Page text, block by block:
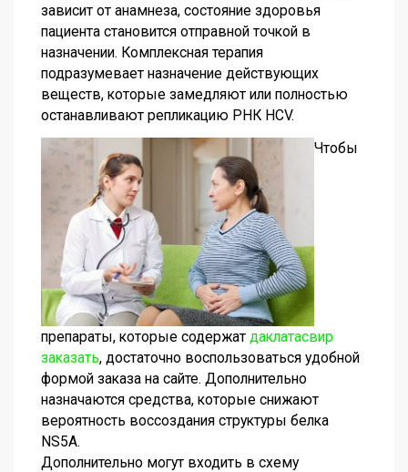
зависит от анамнеза, состояние здоровья
пациента становится отправной точкой в
назначении. Комплексная терапия
подразумевает назначение действующих
веществ, которые замедляют или полностью
останавливают репликацию РНК HCV.
Чтобы
препараты, которые содержат даклатасвир
заказать, достаточно воспользоваться удобной
формой заказа на сайте. Дополнительно
назначаются средства, которые снижают
вероятность воссоздания структуры белка
NS5A.
Дополнительно могут входить в схему